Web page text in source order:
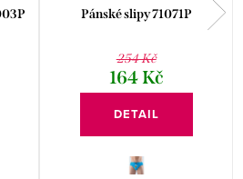
Pánské slipy 71071P
254 Kč
164 Kč
DETAIL